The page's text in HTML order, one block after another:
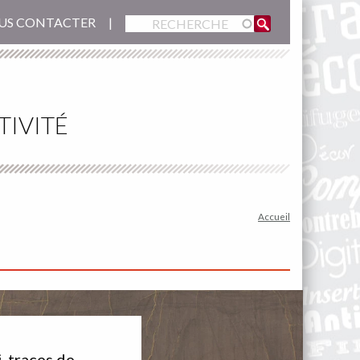
CONTACTER
Accueil